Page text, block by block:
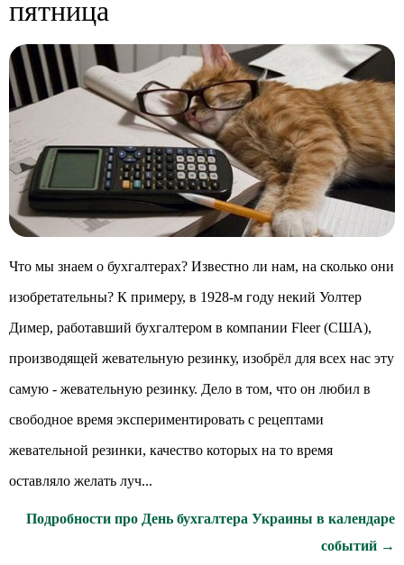
пятница
Что мы знаем о бухгалтерах? Известно ли нам, на сколько они
изобретательны? К примеру, в 1928-м году некий Уолтер
Димер, работавший бухгалтером в компании Fleer (США),
производящей жевательную резинку, изобрёл для всех нас эту
самую - жевательную резинку. Дело в том, что он любил в
свободное время экспериментировать с рецептами
жевательной резинки, качество которых на то время
оставляло желать луч...
Подробности про День бухгалтера Украины в календаре
событий →